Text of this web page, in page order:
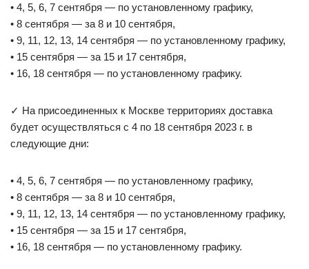
• 4, 5, 6, 7 сентября — по установленному графику,
• 8 сентября — за 8 и 10 сентября,
• 9, 11, 12, 13, 14 сентября — по установленному графику,
• 15 сентября — за 15 и 17 сентября,
• 16, 18 сентября — по установленному графику.
✓ На присоединенных к Москве территориях доставка
будет осуществляться с 4 по 18 сентября 2023 г. в
следующие дни:
• 4, 5, 6, 7 сентября — по установленному графику,
• 8 сентября — за 8 и 10 сентября,
• 9, 11, 12, 13, 14 сентября — по установленному графику,
• 15 сентября — за 15 и 17 сентября,
• 16, 18 сентября — по установленному графику.